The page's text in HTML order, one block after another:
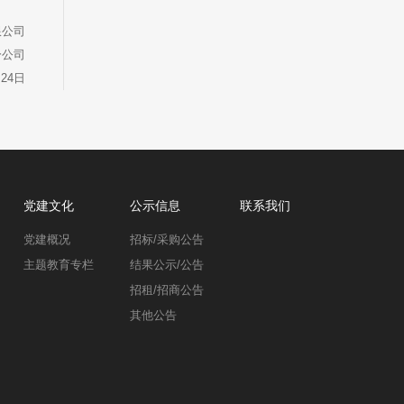
司
司
日
党建文化
党建概况
主题教育专栏
公示信息
招标/采购公告
结果公示/公告
招租/招商公告
其他公告
联系我们